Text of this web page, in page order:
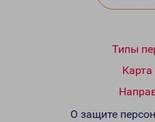
Типы
Карта
О защите